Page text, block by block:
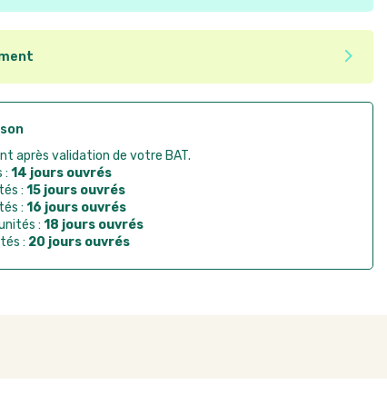
il a été fabriqué à partir de matériaux recyclés ou
peuvent plus facilement obtenir une seconde vie après
fabrication du produit n'entre pas dans les critères d'éco-
de règlement, vous pouvez passer commande en ligne sur
sécurisé par carte bancaire
:
règlement sur facture après la commande
par mandat administratif après la commande
après validation de votre BAT.
: 14 jours ouvrés
: 15 jours ouvrés
: 16 jours ouvrés
: 18 jours ouvrés
: 20 jours ouvrés